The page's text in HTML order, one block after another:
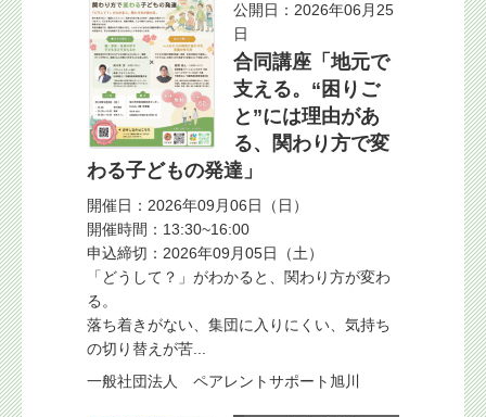
公開日：2026年06月25
日
合同講座「地元で
支える。“困りご
と”には理由があ
る、関わり方で変
わる子どもの発達」
開催日：2026年09月06日（日）
開催時間：13:30~16:00
申込締切：2026年09月05日（土）
「どうして？」がわかると、関わり方が変わ
る。
落ち着きがない、集団に入りにくい、気持ち
の切り替えが苦...
一般社団法人 ペアレントサポート旭川